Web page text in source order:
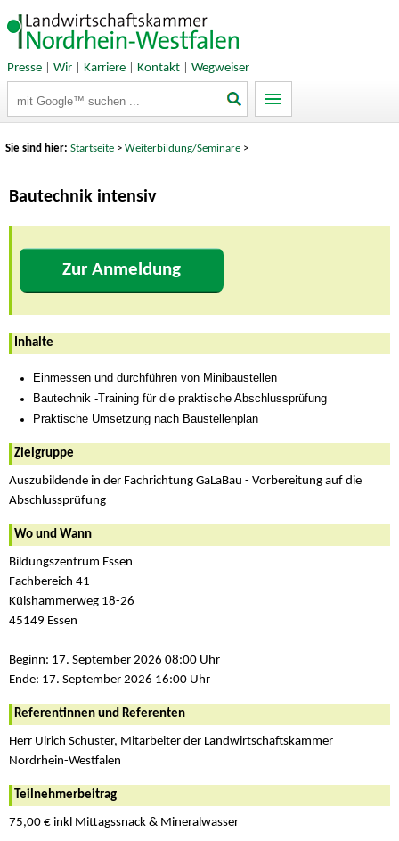
Presse| Wir| Karriere| Kontakt| Wegweiser
Sie sind hier:Startseite >Weiterbildung/Seminare >
Bautechnik intensiv
Zur Anmeldung
Inhalte
Einmessen und durchführen von Minibaustellen
Bautechnik -Training für die praktische Abschlussprüfung
Praktische Umsetzung nach Baustellenplan
Zielgruppe
Auszubildende in der Fachrichtung GaLaBau - Vorbereitung auf die
Abschlussprüfung
Wo und Wann
Bildungszentrum Essen
Fachbereich 41
Külshammerweg 18-26
45149 Essen
Beginn: 17. September 2026 08:00 Uhr
Ende: 17. September 2026 16:00 Uhr
Referentinnen und Referenten
Herr Ulrich Schuster, Mitarbeiter der Landwirtschaftskammer
Nordrhein-Westfalen
Teilnehmerbeitrag
75,00 € inkl Mittagssnack & Mineralwasser